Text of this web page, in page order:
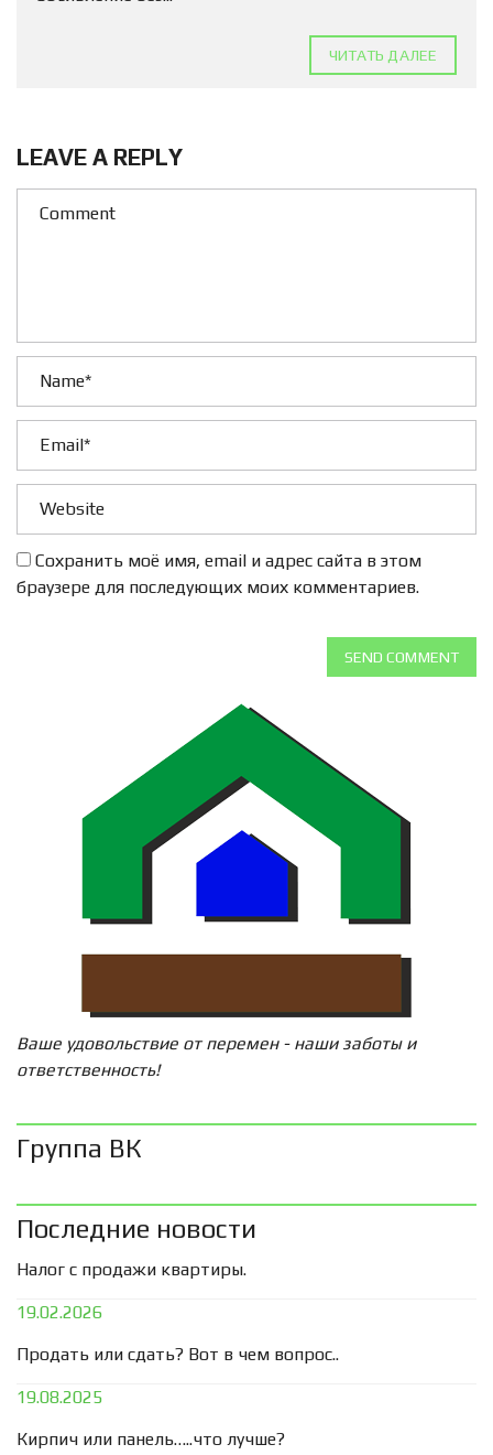
ЧИТАТЬ ДАЛЕЕ
LEAVE A REPLY
Сохранить моё имя, email и адрес сайта в этом
браузере для последующих моих комментариев.
SEND COMMENT
Ваше удовольствие от перемен - наши заботы и
ответственность!
Группа ВК
Последние новости
Налог с продажи квартиры.
19.02.2026
Продать или сдать? Вот в чем вопрос..
19.08.2025
Кирпич или панель…..что лучше?